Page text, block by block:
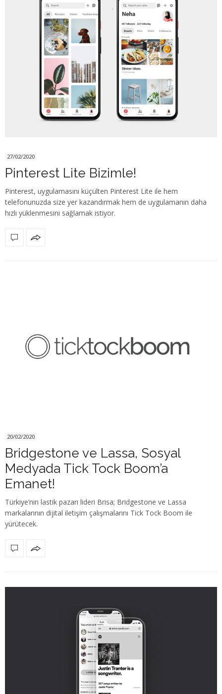
27/02/2020
Pinterest Lite Bizimle!
Pinterest, uygulamasını küçülten Pinterest Lite ile hem
telefonunuzda size yer kazandırmak hem de uygulamanın daha
hızlı yüklenmesini sağlamak istiyor.
20/02/2020
Bridgestone ve Lassa, Sosyal
Medyada Tick Tock Boom’a
Emanet!
Türkiye’nin lastik pazarı lideri Brisa; Bridgestone ve Lassa
markalarının dijital iletişim çalışmalarını Tick Tock Boom ile
yürütecek.